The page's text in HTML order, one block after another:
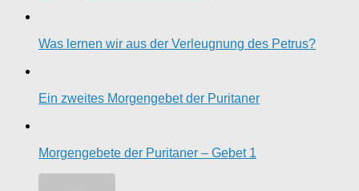
Was lernen wir aus der Verleugnung des Petrus?
Ein zweites Morgengebet der Puritaner
Morgengebete der Puritaner – Gebet 1